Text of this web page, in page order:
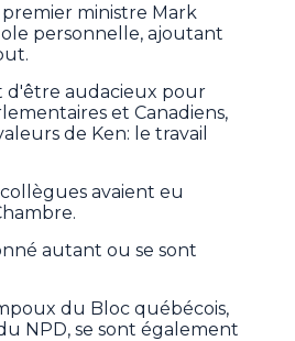
ministre Mark
personnelle, ajoutant
d'être audacieux pour
et Canadiens,
de Ken: le travail
avaient eu
autant ou se sont
du Bloc québécois,
NPD, se sont également